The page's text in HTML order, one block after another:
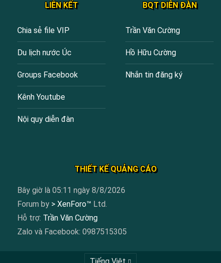
LIÊN KẾT
Chia sẻ file VIP
Du lịch nước Úc
Groups Facebook
Kênh Youtube
Nội quy diễn đàn
BQT DIỄN ĐÀN
Trần Văn Cường
Hồ Hữu Cường
Nhắn tin đăng ký
THIẾT KẾ QUẢNG CÁO
Bây giờ là 05:11 ngày 8/8/2026
Forum by > XenForo™ Ltd.
Hỗ trợ: Trần Văn Cường
Zalo và Facebook: 0987515305